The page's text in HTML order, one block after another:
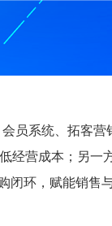
员系统、拓客
经营成本；另
闭环，赋能销售